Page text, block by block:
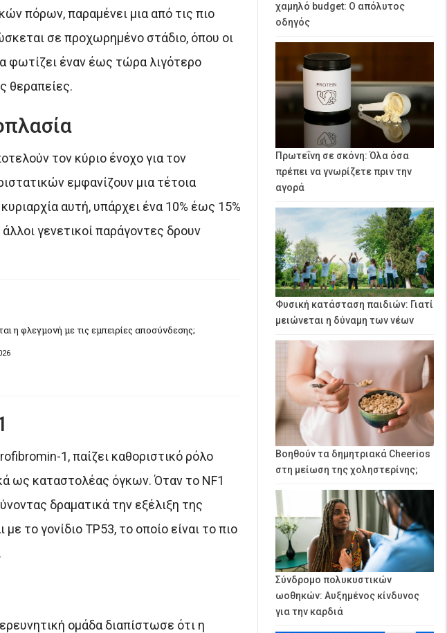
πόρων, παραμένει μια από τις πιο
σε προχωρημένο στάδιο, όπου οι
φωτίζει έναν έως τώρα λιγότερο
θεραπείες.
τον κύριο ένοχο για τον
εμφανίζουν μια τέτοια
αυτή, υπάρχει ένα 10% έως 15%
γενετικοί παράγοντες δρουν
η φλεγμονή με τις εμπειρίες αποσύνδεσης;
1, παίζει καθοριστικό ρόλο
ως καταστολέας όγκων. Όταν το NF1
δραματικά την εξέλιξη της
το γονίδιο TP53, το οποίο είναι το πιο
ομάδα διαπίστωσε ότι η
χαμηλό budget: Ο απόλυτος
οδηγός
Πρωτεΐνη σε σκόνη: Όλα όσα
πρέπει να γνωρίζετε πριν την
αγορά
Φυσική κατάσταση παιδιών: Γιατί
μειώνεται η δύναμη των νέων
Βοηθούν τα δημητριακά Cheerios
στη μείωση της χοληστερίνης;
Σύνδρομο πολυκυστικών
ωοθηκών: Αυξημένος κίνδυνος
για την καρδιά